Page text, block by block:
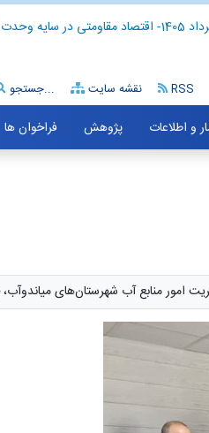
- اقتصاد مقاومتی در سایه
جستجو... نقشه سایت RSS
و اطلاعات پژوهش فراخوان ها
منابع آب شهرستان‌های میاندوآب،